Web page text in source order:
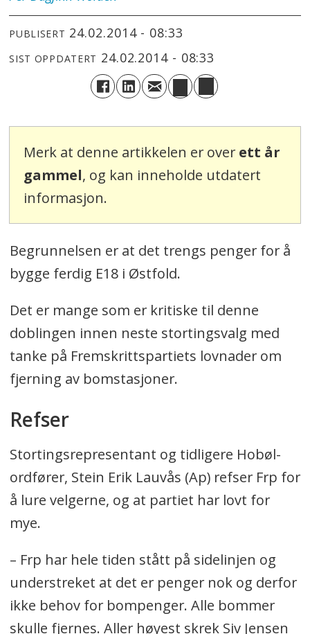
PUBLISERT 24.02.2014 - 08:33
SIST OPPDATERT 24.02.2014 - 08:33
Merk at denne artikkelen er over ett år
gammel, og kan inneholde utdatert
informasjon.
Begrunnelsen er at det trengs penger for å
bygge ferdig E18 i Østfold.
Det er mange som er kritiske til denne
doblingen innen neste stortingsvalg med
tanke på Fremskrittspartiets lovnader om
fjerning av bomstasjoner.
Refser
Stortingsrepresentant og tidligere Hobøl-
ordfører, Stein Erik Lauvås (Ap) refser Frp for
å lure velgerne, og at partiet har lovt for
mye.
– Frp har hele tiden stått på sidelinjen og
understreket at det er penger nok og derfor
ikke behov for bompenger. Alle bommer
skulle fjernes. Aller høyest skrek Siv Jensen